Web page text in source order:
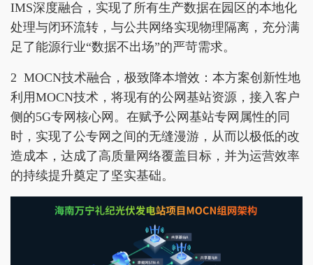
IMS深度融合，实现了所有生产数据在园区的本地化
处理与闭环流转，与公共网络实现物理隔离，充分满
足了能源行业“数据不出场”的严苛需求。
2 MOCN技术融合，极致降本增效：本方案创新性地
利用MOCN技术，将现有的公网基站资源，接入客户
侧的5G专网核心网。在赋予公网基站专网属性的同
时，实现了公专网之间的无缝漫游，从而以极低的改
造成本，达成了高质量网络覆盖目标，并为运营效率
的持续提升奠定了坚实基础。